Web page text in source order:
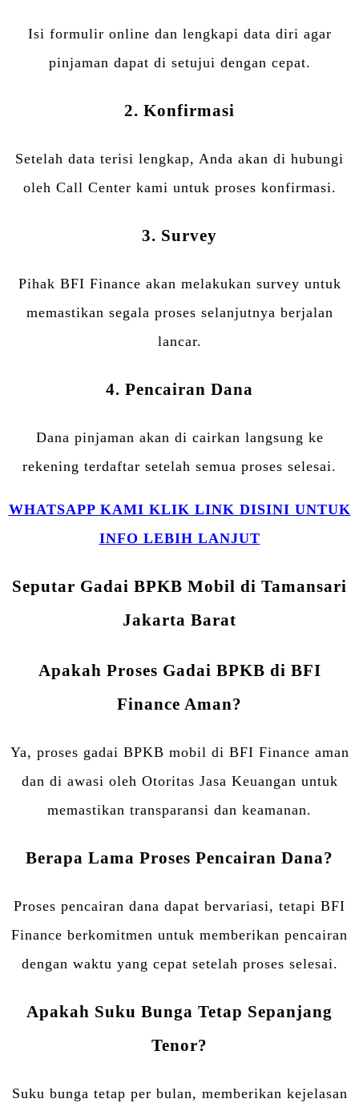
Isi formulir online dan lengkapi data diri agar
pinjaman dapat di setujui dengan cepat.
2. Konfirmasi
Setelah data terisi lengkap, Anda akan di hubungi
oleh Call Center kami untuk proses konfirmasi.
3. Survey
Pihak BFI Finance akan melakukan survey untuk
memastikan segala proses selanjutnya berjalan
lancar.
4. Pencairan Dana
Dana pinjaman akan di cairkan langsung ke
rekening terdaftar setelah semua proses selesai.
WHATSAPP KAMI KLIK LINK DISINI UNTUK
INFO LEBIH LANJUT
Seputar Gadai BPKB Mobil di Tamansari
Jakarta Barat
Apakah Proses Gadai BPKB di BFI
Finance Aman?
Ya, proses gadai BPKB mobil di BFI Finance aman
dan di awasi oleh Otoritas Jasa Keuangan untuk
memastikan transparansi dan keamanan.
Berapa Lama Proses Pencairan Dana?
Proses pencairan dana dapat bervariasi, tetapi BFI
Finance berkomitmen untuk memberikan pencairan
dengan waktu yang cepat setelah proses selesai.
Apakah Suku Bunga Tetap Sepanjang
Tenor?
Suku bunga tetap per bulan, memberikan kejelasan